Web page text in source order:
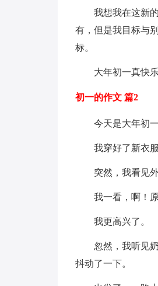
我想我在这新
有，但是我目标与
标。
大年初一真快
初一的作文 篇2
今天是大年初
我穿好了新衣
突然，我看见
我一看，啊！
我更高兴了。
忽然，我听见
抖动了一下。